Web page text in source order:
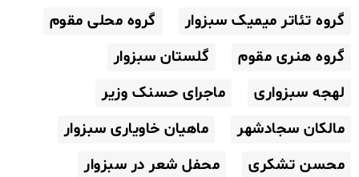
گروه تئاتر میمیک سبزوار
گروه محلی مقوم
گروه هنری مقوم
گلستان سبزوار
لهجه سبزواری
ماجرای حسنک وزیر
مالکان سجادشهر
ماهیان خاویاری سبزوار
محسن تشکری
محفل شعر در سبزوار